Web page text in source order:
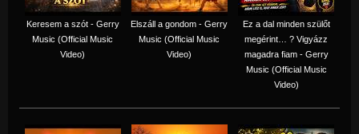
Keresem a szót - Gerry
Music (Official Music
Video)
Elszáll a gondom - Gerry
Music (Official Music
Video)
Ez a dal minden szülőt
megérint… ? Vigyázz
magadra fiam - Gerry
Music (Official Music
Video)